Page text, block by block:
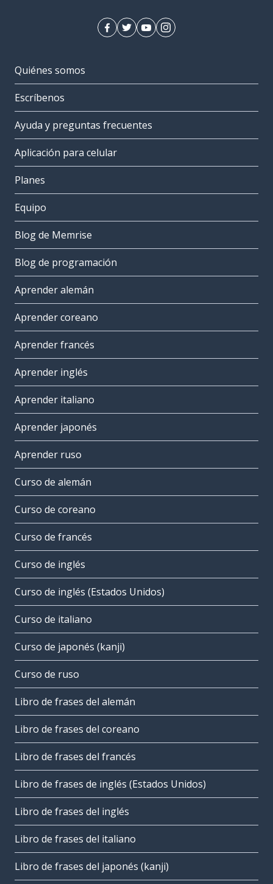
Quiénes somos
Escríbenos
Ayuda y preguntas frecuentes
Aplicación para celular
Planes
Equipo
Blog de Memrise
Blog de programación
Aprender alemán
Aprender coreano
Aprender francés
Aprender inglés
Aprender italiano
Aprender japonés
Aprender ruso
Curso de alemán
Curso de coreano
Curso de francés
Curso de inglés
Curso de inglés (Estados Unidos)
Curso de italiano
Curso de japonés (kanji)
Curso de ruso
Libro de frases del alemán
Libro de frases del coreano
Libro de frases del francés
Libro de frases de inglés (Estados Unidos)
Libro de frases del inglés
Libro de frases del italiano
Libro de frases del japonés (kanji)